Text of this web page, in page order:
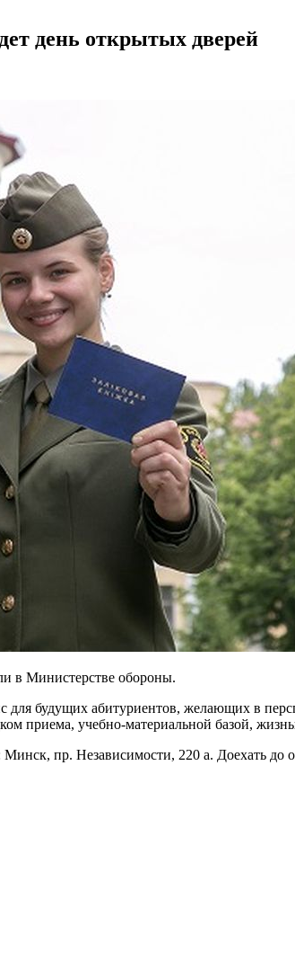
день открытых дверей
в Министерстве обороны.
будущих абитуриентов, желающих в
приема, учебно-материальной базой,
пр. Независимости, 220 а. Доехать